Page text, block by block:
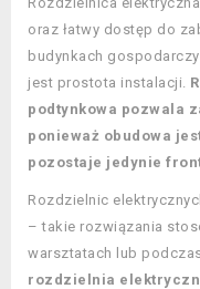
oraz łatwy dostęp do
budynkach
jest prostota instalacji.
podtynkowa pozwala
ponieważ obudowa
pozostaje jedynie
Rozdzielnic
– takie rozwiązania
warsztatach lub
rozdzielnia